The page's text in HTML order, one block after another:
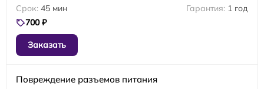
45 мин
1 год
700 ₽
Заказать
Повреждение разъемов питания